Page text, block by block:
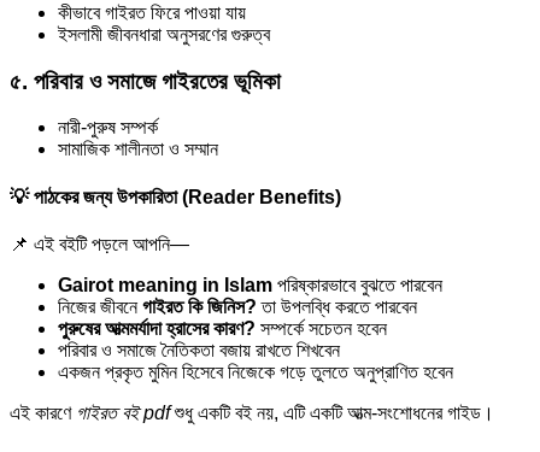
কীভাবে গাইরত ফিরে পাওয়া যায়
ইসলামী জীবনধারা অনুসরণের গুরুত্ব
৫. পরিবার ও সমাজে গাইরতের ভূমিকা
নারী-পুরুষ সম্পর্ক
সামাজিক শালীনতা ও সম্মান
💡 পাঠকের জন্য উপকারিতা (Reader Benefits)
📌 এই বইটি পড়লে আপনি—
Gairot meaning in Islam পরিষ্কারভাবে বুঝতে পারবেন
নিজের জীবনেগাইরত কি জিনিস? তা উপলব্ধি করতে পারবেন
পুরুষের আত্মমর্যাদা হ্রাসের কারণ? সম্পর্কে সচেতন হবেন
পরিবার ও সমাজে নৈতিকতা বজায় রাখতে শিখবেন
একজন প্রকৃত মুমিন হিসেবে নিজেকে গড়ে তুলতে অনুপ্রাণিত হবেন
এই কারণে গাইরত বই pdfশুধু একটি বই নয়, এটি একটি আত্ম-সংশোধনের গাইড।